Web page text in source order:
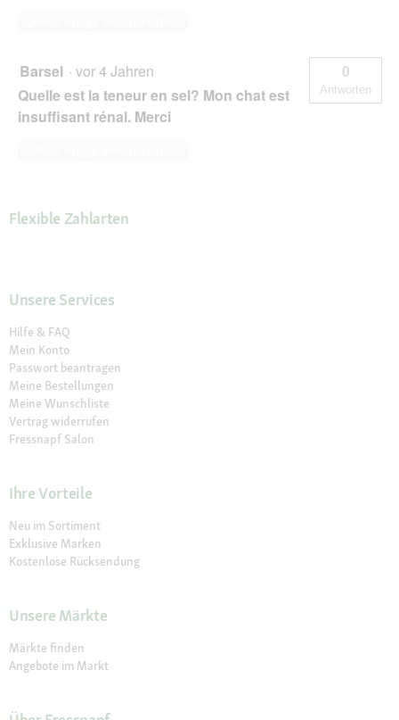
Barsel · vor 4 Jahren
Quelle est la teneur en sel? Mon chat est
insuffisant rénal. Merci
0
Antworten
Flexible Zahlarten
Unsere Services
Hilfe & FAQ
Mein Konto
Passwort beantragen
Meine Bestellungen
Meine Wunschliste
Vertrag widerrufen
Fressnapf Salon
Ihre Vorteile
Neu im Sortiment
Exklusive Marken
Kostenlose Rücksendung
Unsere Märkte
Märkte finden
Angebote im Markt